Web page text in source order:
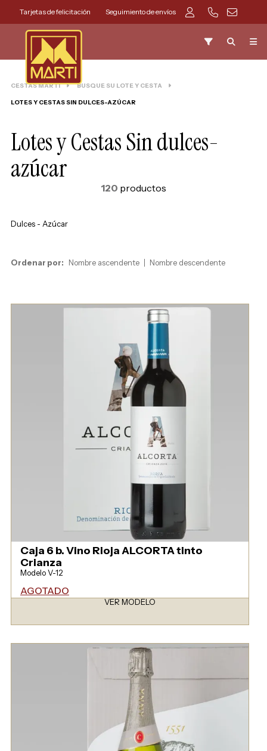
Tarjetas de felicitación Seguimiento de envíos
CESTAS MARTI BUSQUE SU LOTE Y CESTA
LOTES Y CESTAS SIN DULCES-AZÚCAR
Lotes y Cestas Sin dulces-
azúcar
120 productos
Dulces - Azúcar
Ordenar por: Nombre ascendente Nombre descendente
Caja 6 b. Vino Rioja ALCORTA tinto
Crianza
Modelo V-12
AGOTADO
VER MODELO